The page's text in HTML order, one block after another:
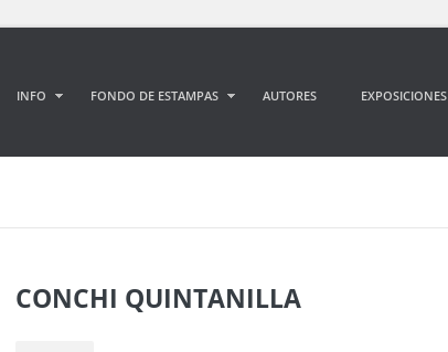
INFO FONDO DE ESTAMPAS AUTORES EXPOSICIONES
CONCHI QUINTANILLA